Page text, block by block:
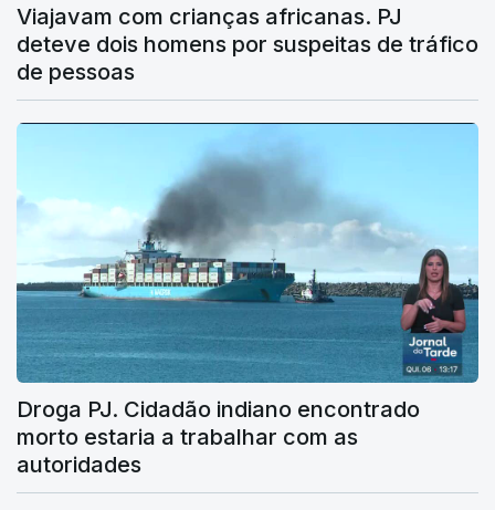
Viajavam com crianças africanas. PJ
deteve dois homens por suspeitas de tráfico
de pessoas
Droga PJ. Cidadão indiano encontrado
morto estaria a trabalhar com as
autoridades